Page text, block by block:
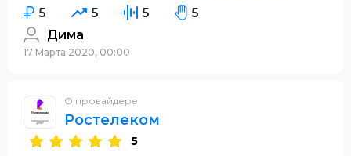
5 5 5
5
Дима
17 Марта 2020, 00:00
О провайдере
Ростелеком
5